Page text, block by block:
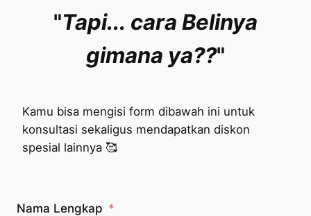
"Tapi... cara Belinya
gimana ya??"
Kamu bisa mengisi form dibawah ini untuk
konsultasi sekaligus mendapatkan diskon
spesial lainnya 🥰
Nama Lengkap